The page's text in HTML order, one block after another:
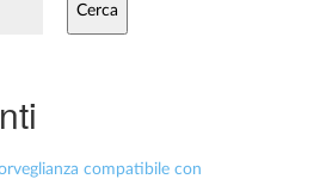
Cerca
compatibile con